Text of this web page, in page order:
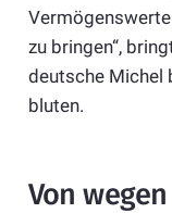
zu bringen“,
deutsche Michel
bluten.
Von